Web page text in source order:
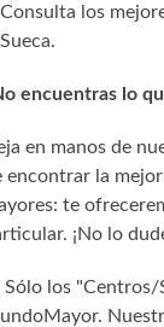
Consulta los
Sueca.
encuentras lo
en manos de
encontrar la
te
¡No lo
Sólo los "Centros/